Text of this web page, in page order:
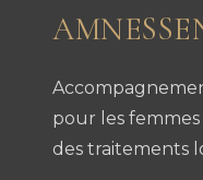
pour les
des traitements